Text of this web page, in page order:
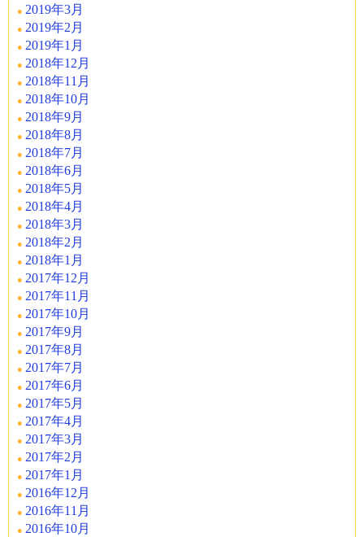
2019年3月
2019年2月
2019年1月
2018年12月
2018年11月
2018年10月
2018年9月
2018年8月
2018年7月
2018年6月
2018年5月
2018年4月
2018年3月
2018年2月
2018年1月
2017年12月
2017年11月
2017年10月
2017年9月
2017年8月
2017年7月
2017年6月
2017年5月
2017年4月
2017年3月
2017年2月
2017年1月
2016年12月
2016年11月
2016年10月